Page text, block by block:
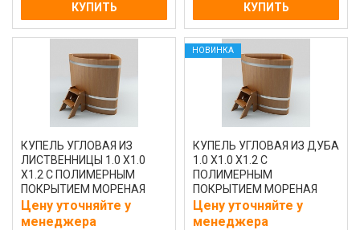
КУПИТЬ КУПИТЬ
КУПЕЛЬ УГЛОВАЯ ИЗ
ЛИСТВЕННИЦЫ 1.0 Х1.0
Х1.2 С ПОЛИМЕРНЫМ
ПОКРЫТИЕМ МОРЕНАЯ
Цену уточняйте у
менеджера
НОВИНКА
КУПЕЛЬ УГЛОВАЯ ИЗ ДУБА
1.0 Х1.0 Х1.2 С
ПОЛИМЕРНЫМ
ПОКРЫТИЕМ МОРЕНАЯ
Цену уточняйте у
менеджера